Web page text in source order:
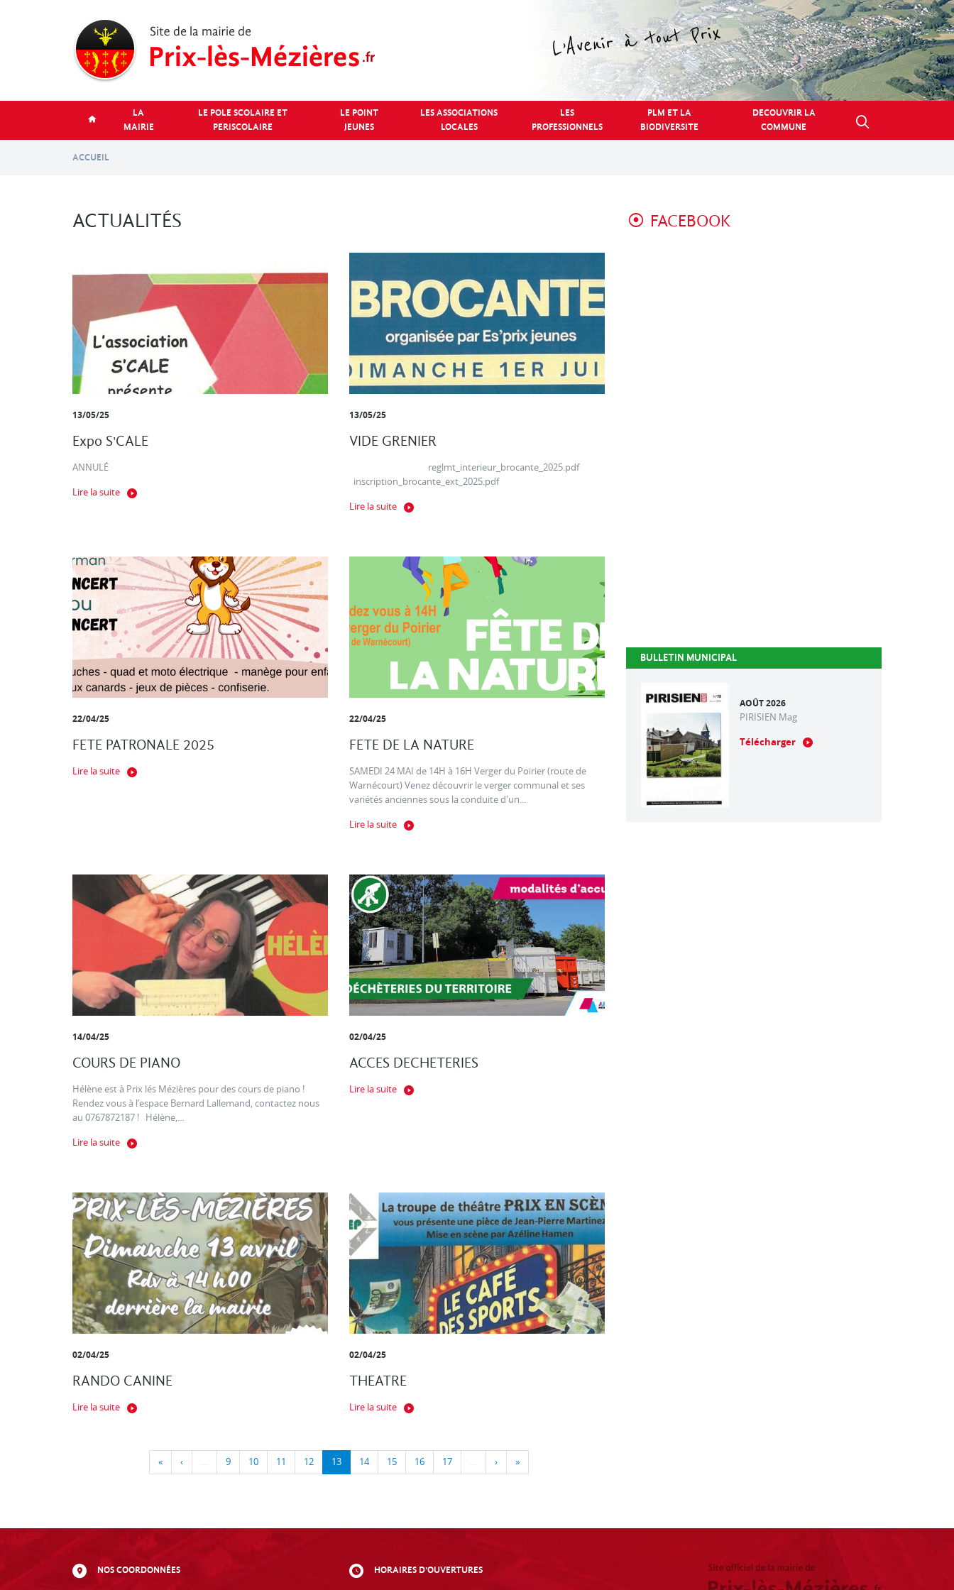
LA
MAIRIE
LE POLE SCOLAIRE ET
PERISCOLAIRE
LE POINT
JEUNES
LES ASSOCIATIONS
LOCALES
LES
PROFESSIONNELS
PLM ET LA
BIODIVERSITE
DECOUVRIR LA
COMMUNE
ACCUEIL
ACTUALITÉS
13/05/25
Expo S'CALE
ANNULÉ
Lire la suite
13/05/25
VIDE GRENIER
reglmt_interieur_brocante_2025.pdf
inscription_brocante_ext_2025.pdf
Lire la suite
22/04/25
FETE PATRONALE 2025
Lire la suite
22/04/25
FETE DE LA NATURE
SAMEDI 24 MAI de 14H à 16H Verger du Poirier (route de
Warnécourt) Venez découvrir le verger communal et ses
variétés anciennes sous la conduite d'un...
Lire la suite
14/04/25
COURS DE PIANO
Hélène est à Prix lés Mézières pour des cours de piano !
Rendez vous à l’espace Bernard Lallemand, contactez nous
au 0767872187 ! Hélène,...
Lire la suite
02/04/25
ACCES DECHETERIES
Lire la suite
02/04/25
RANDO CANINE
Lire la suite
02/04/25
THEATRE
Lire la suite
« ‹ … 9 10 11 12 13 14 15 16 17 … › »
FACEBOOK
BULLETIN MUNICIPAL
AOÛT 2026
PIRISIEN Mag
Télécharger
NOS COORDONNÉES HORAIRES D'OUVERTURES